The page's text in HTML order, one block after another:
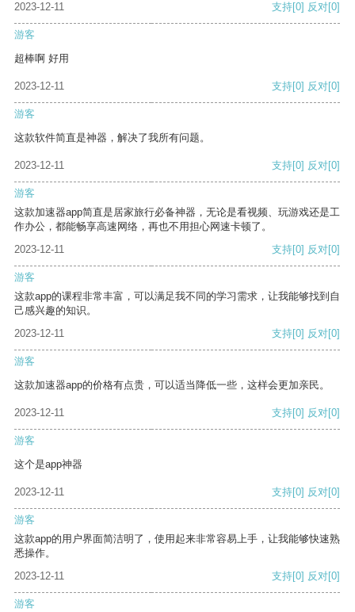
2023-12-11 支持[0] 反对[0]
游客
超棒啊 好用
2023-12-11 支持[0] 反对[0]
游客
这款软件简直是神器，解决了我所有问题。
2023-12-11 支持[0] 反对[0]
游客
这款加速器app简直是居家旅行必备神器，无论是看视频、玩游戏还是工
作办公，都能畅享高速网络，再也不用担心网速卡顿了。
2023-12-11
支持[0] 反对[0]
游客
这款app的课程非常丰富，可以满足我不同的学习需求，让我能够找到自
己感兴趣的知识。
2023-12-11
支持[0] 反对[0]
游客
这款加速器app的价格有点贵，可以适当降低一些，这样会更加亲民。
2023-12-11 支持[0] 反对[0]
游客
这个是app神器
2023-12-11 支持[0] 反对[0]
游客
这款app的用户界面简洁明了，使用起来非常容易上手，让我能够快速熟
悉操作。
2023-12-11
支持[0] 反对[0]
游客